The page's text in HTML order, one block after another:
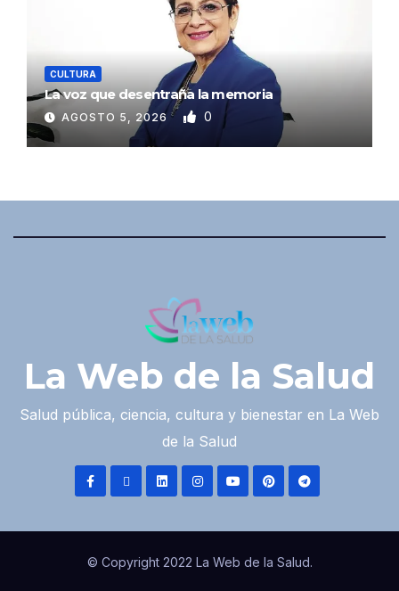
CULTURA
La voz que desentraña la memoria
AGOSTO 5, 2026 0
La Web de la Salud
Salud pública, ciencia, cultura y bienestar en La Web
de la Salud
© Copyright 2022 La Web de la Salud.